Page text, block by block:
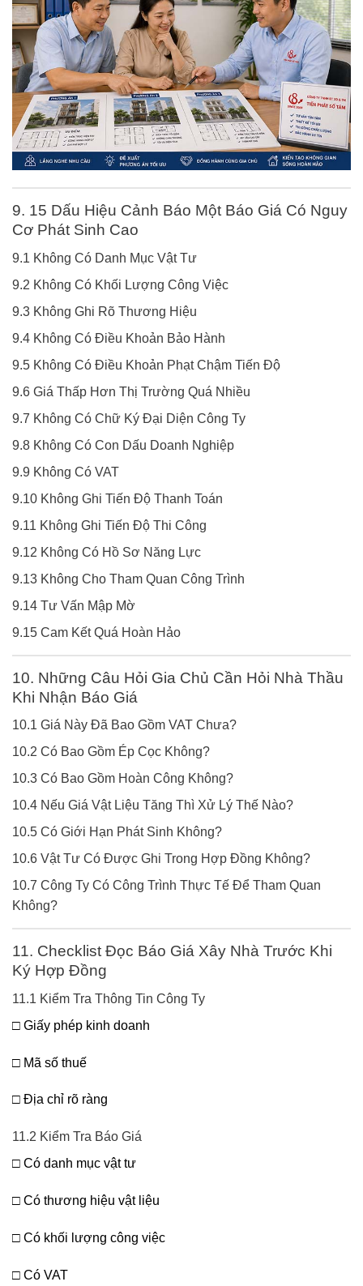
9. 15 Dấu Hiệu Cảnh Báo Một Báo Giá Có Nguy
Cơ Phát Sinh Cao
9.1 Không Có Danh Mục Vật Tư
9.2 Không Có Khối Lượng Công Việc
9.3 Không Ghi Rõ Thương Hiệu
9.4 Không Có Điều Khoản Bảo Hành
9.5 Không Có Điều Khoản Phạt Chậm Tiến Độ
9.6 Giá Thấp Hơn Thị Trường Quá Nhiều
9.7 Không Có Chữ Ký Đại Diện Công Ty
9.8 Không Có Con Dấu Doanh Nghiệp
9.9 Không Có VAT
9.10 Không Ghi Tiến Độ Thanh Toán
9.11 Không Ghi Tiến Độ Thi Công
9.12 Không Có Hồ Sơ Năng Lực
9.13 Không Cho Tham Quan Công Trình
9.14 Tư Vấn Mập Mờ
9.15 Cam Kết Quá Hoàn Hảo
10. Những Câu Hỏi Gia Chủ Cần Hỏi Nhà Thầu
Khi Nhận Báo Giá
10.1 Giá Này Đã Bao Gồm VAT Chưa?
10.2 Có Bao Gồm Ép Cọc Không?
10.3 Có Bao Gồm Hoàn Công Không?
10.4 Nếu Giá Vật Liệu Tăng Thì Xử Lý Thế Nào?
10.5 Có Giới Hạn Phát Sinh Không?
10.6 Vật Tư Có Được Ghi Trong Hợp Đồng Không?
10.7 Công Ty Có Công Trình Thực Tế Để Tham Quan
Không?
11. Checklist Đọc Báo Giá Xây Nhà Trước Khi
Ký Hợp Đồng
11.1 Kiểm Tra Thông Tin Công Ty
□ Giấy phép kinh doanh
□ Mã số thuế
□ Địa chỉ rõ ràng
11.2 Kiểm Tra Báo Giá
□ Có danh mục vật tư
□ Có thương hiệu vật liệu
□ Có khối lượng công việc
□ Có VAT